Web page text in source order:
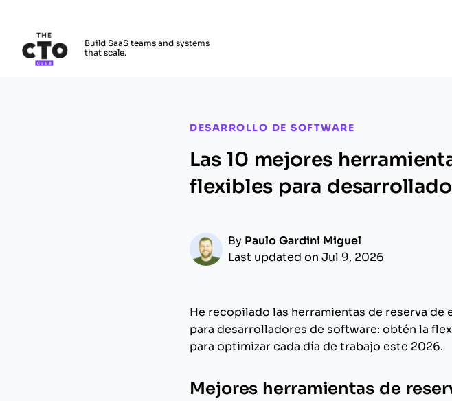
Build SaaS teams and systems
that scale.
DESARROLLO DE SOFTWARE
Las 10 mejores
flexibles para
By Paulo Gardini Miguel
Last updated on Jul 9, 2026
He recopilado las herramientas de reserva
para desarrolladores de software: obtén la
para optimizar cada día de trabajo este 2026.
Mejores herramientas de